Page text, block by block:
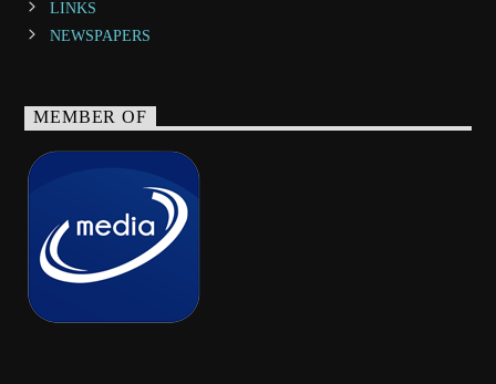
LINKS
NEWSPAPERS
MEMBER OF